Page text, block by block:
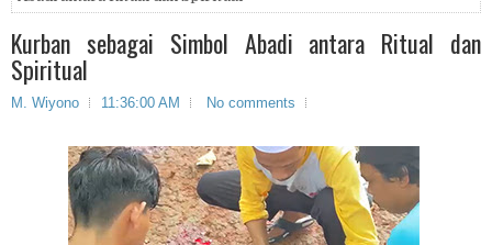
Kurban sebagai Simbol Abadi antara Ritual dan
Spiritual
M. Wiyono 11:36:00 AM No comments